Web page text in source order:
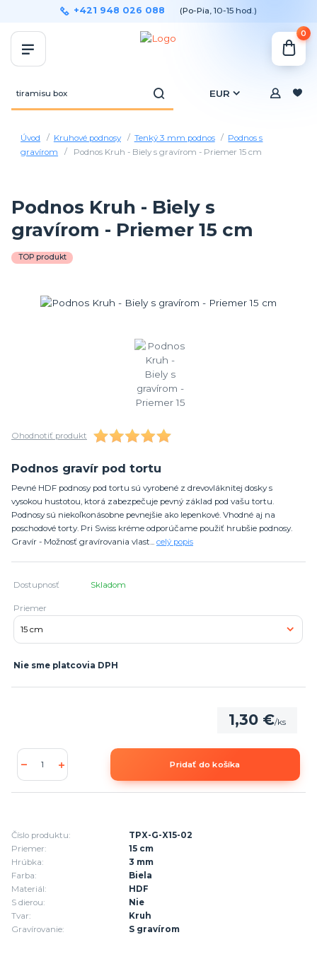
EUR
+421 948 026 088 (Po-Pia, 10-15 hod.)
0
Úvod Kruhové podnosy Tenký 3 mm podnos
Podnos s
gravírom
Podnos Kruh - Biely s gravírom - Priemer 15 cm
Podnos Kruh - Biely s
gravírom - Priemer 15 cm
TOP produkt
Ohodnotiť produkt
Podnos gravír pod tortu
Pevné HDF podnosy pod tortu sú vyrobené z drevovláknitej dosky s
vysokou hustotou, ktorá zabezpečuje pevný základ pod vašu tortu.
Podnosy sú niekoľkonásobne pevnejšie ako lepenkové. Vhodné aj na
poschodové torty. Pri Swiss kréme odporúčame použiť hrubšie podnosy.
Gravír - Možnosť gravírovania vlast... celý popis
Dostupnosť Skladom
Priemer
Nie sme platcovia DPH
1,30 €/ks
Pridať do košíka
Číslo produktu:
TPX-G-X15-02
Priemer:
15 cm
Hrúbka:
3 mm
Farba:
Biela
Materiál:
HDF
S dierou:
Nie
Tvar:
Kruh
Gravírovanie:
S gravírom